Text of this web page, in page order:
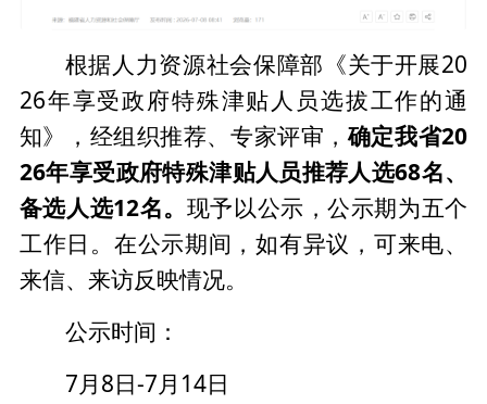
根据人力资源社会保障部《关于开展20
26年享受政府特殊津贴人员选拔工作的通
知》，经组织推荐、专家评审，确定我省20
26年享受政府特殊津贴人员推荐人选68名、
备选人选12名。 现予以公示，公示期为五个
工作日。在公示期间，如有异议，可来电、
来信、来访反映情况。
公示时间：
7月8日-7月14日